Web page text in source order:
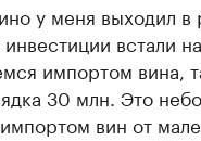
у меня выходил в
встали
импортом вина,
30 млн. Это
вин от